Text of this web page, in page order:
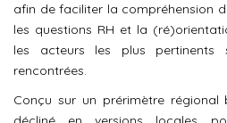
afin de faciliter la compréhension
les questions RH et la
les acteurs les plus pertinents
rencontrées.
Conçu sur un prérimètre